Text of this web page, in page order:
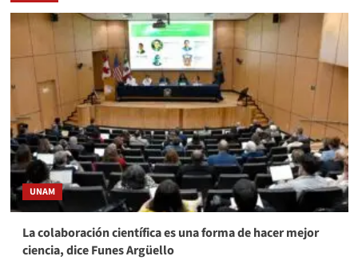
UNAM
La colaboración científica es una forma de hacer mejor
ciencia, dice Funes Argüello